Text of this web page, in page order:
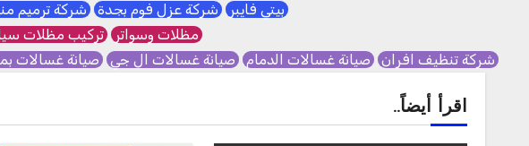
بيتي فايبر شركة عزل فوم بجدة شركة ترميم
مظلات وسواتر تركيب مظلات
شركة تنظيف افران صيانة غسالات الدمام صيانة غسالات ال جي صيانة غسالات
اقرأ أيضاً..